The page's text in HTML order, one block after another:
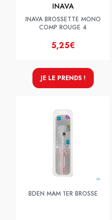
INAVA
INAVA BROSSETTE MONO
COMP ROUGE 4
5,25€
JE LE PRENDS !
BDEN MAM 1ER BROSSE